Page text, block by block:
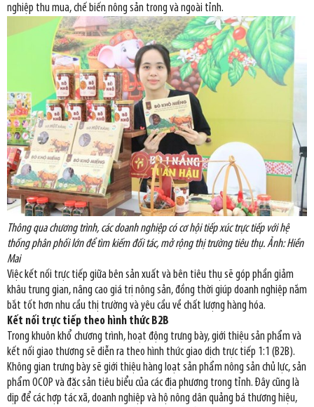
nghiệp thu mua, chế biến nông sản trong và ngoài tỉnh.
Thông qua chương trình, các doanh nghiệp có cơ hội tiếp xúc trực tiếp với hệ
thống phân phối lớn để tìm kiếm đối tác, mở rộng thị trường tiêu thụ. Ảnh: Hiền
Mai
Việc kết nối trực tiếp giữa bên sản xuất và bên tiêu thụ sẽ góp phần giảm
khâu trung gian, nâng cao giá trị nông sản, đồng thời giúp doanh nghiệp nắm
bắt tốt hơn nhu cầu thị trường và yêu cầu về chất lượng hàng hóa.
Kết nối trực tiếp theo hình thức B2B
Trong khuôn khổ chương trình, hoạt động trưng bày, giới thiệu sản phẩm và
kết nối giao thương sẽ diễn ra theo hình thức giao dịch trực tiếp 1:1 (B2B).
Không gian trưng bày sẽ giới thiệu hàng loạt sản phẩm nông sản chủ lực, sản
phẩm OCOP và đặc sản tiêu biểu của các địa phương trong tỉnh. Đây cũng là
dịp để các hợp tác xã, doanh nghiệp và hộ nông dân quảng bá thương hiệu,